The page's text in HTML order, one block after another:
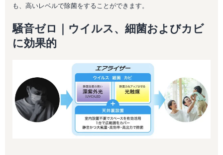
も、高いレベルで除菌をすることができます。
騒音ゼロ｜ウイルス、細菌およびカビ
に効果的